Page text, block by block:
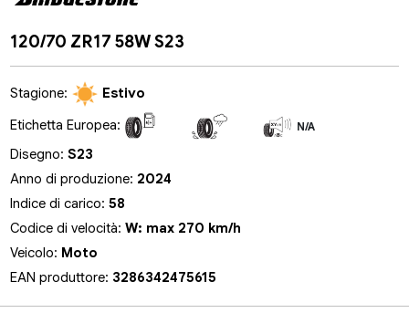
120/70 ZR17 58W S23
Stagione:
Estivo
Etichetta Europea:
N/A
Disegno:S23
Anno di produzione: 2024
Indice di carico:58
Codice di velocità:W: max 270 km/h
Veicolo: Moto
EAN produttore: 3286342475615